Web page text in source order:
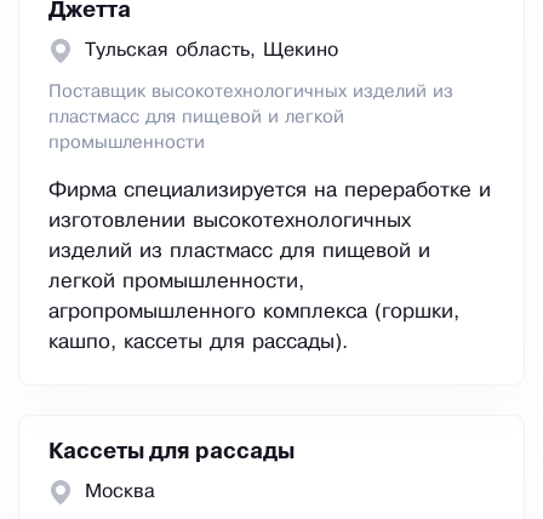
Джетта
Тульская область, Щекино
Поставщик высокотехнологичных изделий из
пластмасс для пищевой и легкой
промышленности
Фирма специализируется на переработке и
изготовлении высокотехнологичных
изделий из пластмасс для пищевой и
легкой промышленности,
агропромышленного комплекса (горшки,
кашпо, кассеты для рассады).
Кассеты для рассады
Москва